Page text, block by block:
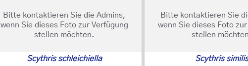
Bitte kontaktieren Sie die Admins,
wenn Sie dieses Foto zur Verfügung
stellen möchten.
Scythris schleichiella
Bitte kontaktieren Sie
wenn Sie dieses Foto
stellen
Scythris similis